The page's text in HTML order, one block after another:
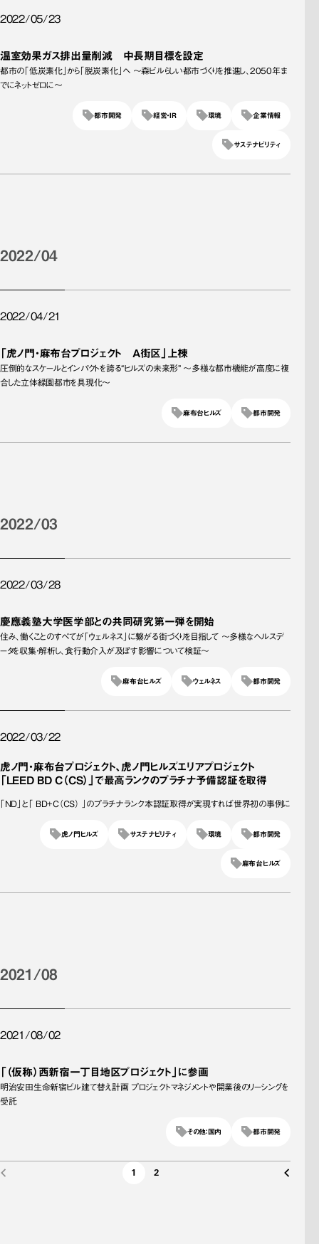
2022/05/23
温室効果ガス排出量削減 中長期目標を設定
都市の「低炭素化」から「脱炭素化」へ ～森ビルらしい都市づくりを推進し、2050年ま
でにネットゼロに～
企業情報
環境
経営・IR
都市開発
サステナビリティ
2022/04
2022/04/21
「虎ノ門・麻布台プロジェクト A街区」上棟
圧倒的なスケールとインパクトを誇る“ヒルズの未来形” ～多様な都市機能が高度に複
合した立体緑園都市を具現化～
都市開発
麻布台ヒルズ
2022/03
2022/03/28
慶應義塾大学医学部との共同研究第一弾を開始
住み、働くことのすべてが「ウェルネス」に繋がる街づくりを目指して ～多様なヘルスデ
ータを収集・解析し、食行動介入が及ぼす影響について検証～
都市開発
ウェルネス
麻布台ヒルズ
2022/03/22
虎ノ門・麻布台プロジェクト、虎ノ門ヒルズエリアプロジェクト
「LEED BD C（CS）」で最高ランクのプラチナ予備認証を取得
「ND」と「 BD+C（CS） 」のプラチナランク本認証取得が実現すれば世界初の事例に
都市開発
環境
サステナビリティ
虎ノ門ヒルズ
麻布台ヒルズ
2021/08
2021/08/02
「（仮称）西新宿一丁目地区プロジェクト」に参画
明治安田生命新宿ビル建て替え計画 プロジェクトマネジメントや開業後のリーシングを
受託
都市開発
その他：国内
1 2